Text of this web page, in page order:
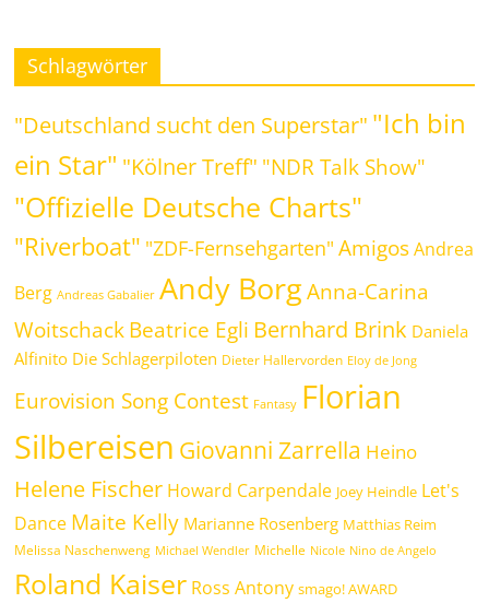
Schlagwörter
"Deutschland sucht den Superstar" "Ich bin
ein Star" "Kölner Treff" "NDR Talk Show"
"Offizielle Deutsche Charts"
"Riverboat" "ZDF-Fernsehgarten" Amigos Andrea
Berg Andreas Gabalier Andy Borg Anna-Carina
WoitschackBeatrice Egli Bernhard Brink Daniela
Alfinito Die Schlagerpiloten Dieter Hallervorden Eloy de Jong
Eurovision Song Contest Fantasy Florian
Silbereisen Giovanni Zarrella Heino
Helene Fischer Howard Carpendale Joey Heindle Let's
Dance Maite Kelly Marianne Rosenberg Matthias Reim
Melissa Naschenweng Michael Wendler Michelle Nicole Nino de Angelo
Roland Kaiser Ross Antony smago! AWARD